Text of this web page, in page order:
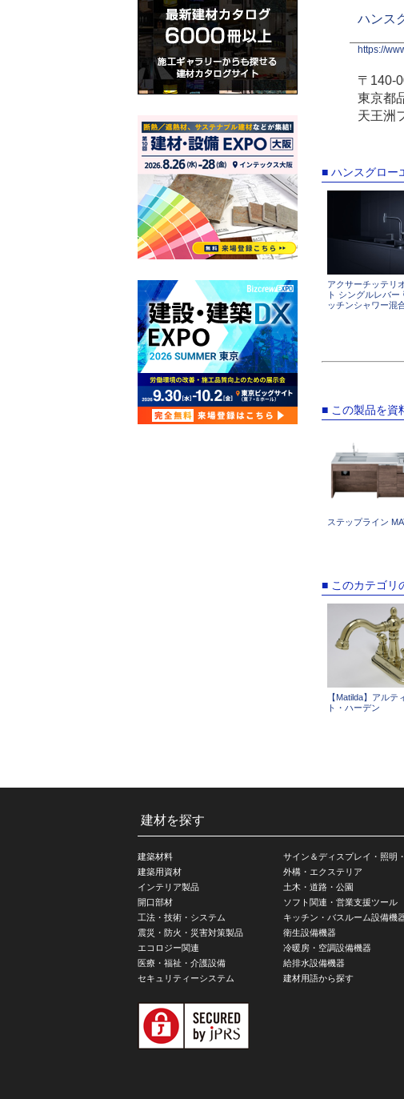
ハンス
https://
〒140-
東京都
天王洲
■ ハンスグロー
アクサーチッテリ
ト シングルレバー
ッチンシャワー混
■ この製品を資
ステップライン
■ このカテゴリ
【Matilda】アルテ
ト・ハーデン
建材を探す
建築材料
建築用資材
インテリア製品
開口部材
工法・技術・システム
震災・防火・災害対策製品
エコロジー関連
医療・福祉・介護設備
セキュリティーシステム
サイン＆ディスプレイ・照明
外構・エクステリア
土木・道路・公園
ソフト関連・営業支援ツール
キッチン・バスルーム設備機
衛生設備機器
冷暖房・空調設備機器
給排水設備機器
建材用語から探す